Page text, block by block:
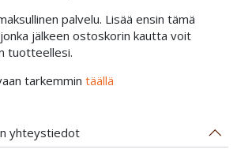
palvelu. Lisää ensin tämä
jälkeen ostoskorin kautta voit
tuotteellesi.
tarkemmin täällä
yhteystiedot